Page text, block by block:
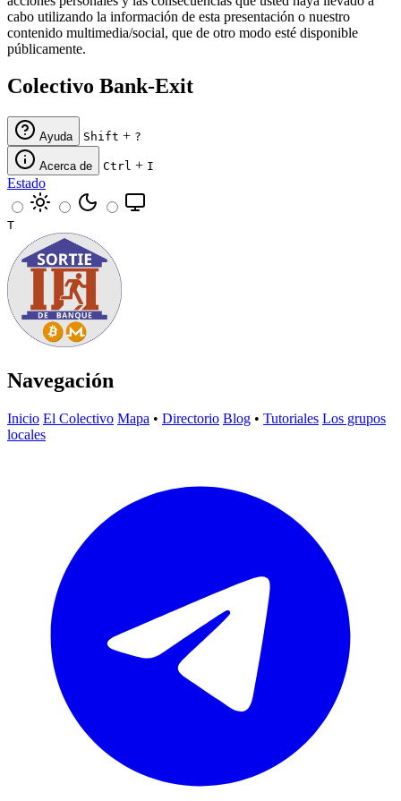
cabo utilizando la información de esta presentación o nuestro
contenido multimedia/social, que de otro modo esté disponible
públicamente.
Colectivo Bank-Exit
Ayuda Shift + ?
Acerca de Ctrl + I
Estado
T
Navegación
Inicio El Colectivo Mapa • Directorio Blog • Tutoriales Los grupos
locales